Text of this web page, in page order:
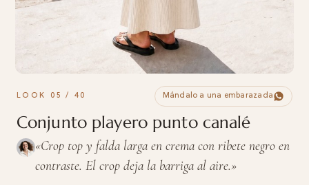
LOOK 05 / 40 Mándalo a una embarazada
Conjunto playero punto canalé
«Crop top y falda larga en crema con ribete negro en
contraste. El crop deja la barriga al aire.»